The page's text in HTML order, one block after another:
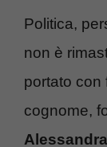
Politica,
non è
portato con
cognome,